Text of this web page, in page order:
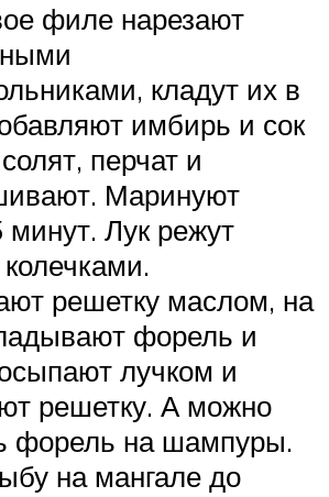
филе нарезают
кладут их в
имбирь и сок
перчат и
Маринуют
минут. Лук режут
решетку маслом, на
форель и
лучком и
решетку. А можно
форель на шампуры.
на мангале до